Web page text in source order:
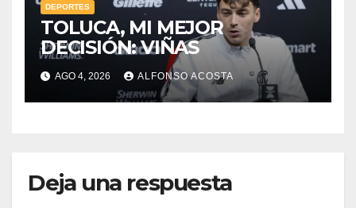
DEPORTES
TOLUCA, MI MEJOR
DECISIÓN: VIÑAS
AGO 4, 2026 ALFONSO ACOSTA
Deja una respuesta